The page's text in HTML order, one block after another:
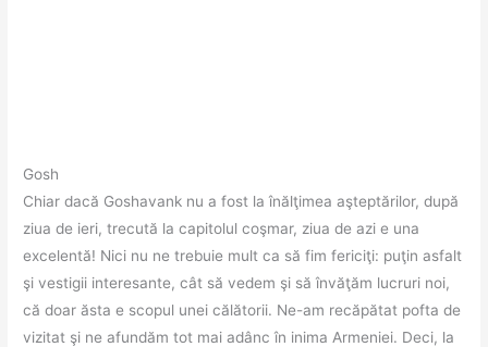
Gosh
Chiar dacă Goshavank nu a fost la înălţimea aşteptărilor, după
ziua de ieri, trecută la capitolul coşmar, ziua de azi e una
excelentă! Nici nu ne trebuie mult ca să fim fericiţi: puţin asfalt
şi vestigii interesante, cât să vedem şi să învăţăm lucruri noi,
că doar ăsta e scopul unei călătorii. Ne-am recăpătat pofta de
vizitat şi ne afundăm tot mai adânc în inima Armeniei. Deci, la